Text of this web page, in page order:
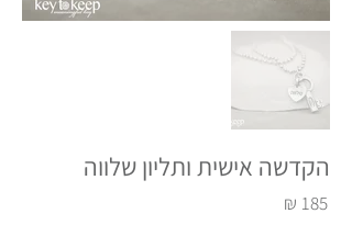
הקדשה אישית ותליון שלווה
185
₪